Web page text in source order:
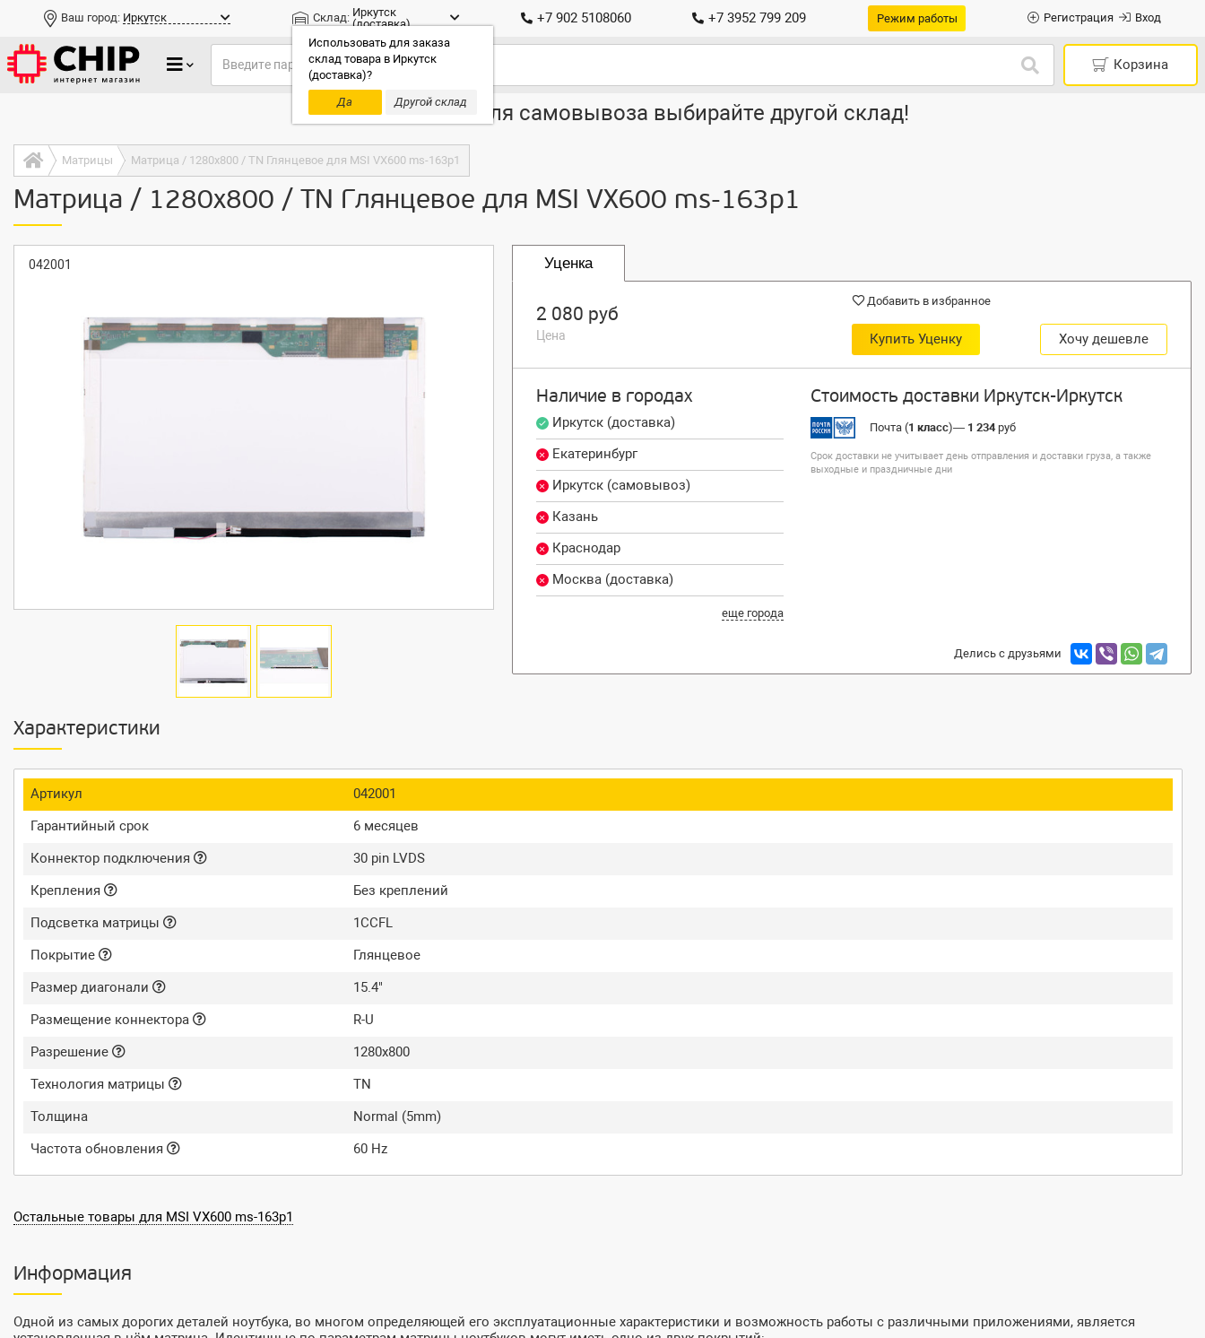
Ваш город: Иркутск Склад: Иркутск
(доставка)
Использовать для заказа
склад товара в Иркутск
(доставка)?
Да
Другой склад
+7 902 5108060 +7 3952 799 209 Режим работы Регистрация Вход
Корзина
Только доставка, для самовывоза выбирайте другой склад!
Матрицы Матрица / 1280x800 / TN Глянцевое для MSI VX600 ms-163p1
Матрица / 1280x800 / TN Глянцевое для MSI VX600 ms-163p1
042001 Уценка
2 080 руб
Цена
Добавить в избранное
Купить Уценку Хочу дешевле
Наличие в городах
Иркутск (доставка)
Екатеринбург
Иркутск (самовывоз)
Казань
Краснодар
Москва (доставка)
еще города
Стоимость доставки Иркутск-Иркутск
Почта (1 класс)— 1 234руб
Срок доставки не учитывает день отправления и доставки груза, а также
выходные и праздничные дни
Делись с друзьями
Характеристики
Артикул
042001
Гарантийный срок
6 месяцев
Коннектор подключения
30 pin LVDS
Крепления
Без креплений
Подсветка матрицы
1CCFL
Покрытие
Глянцевое
Размер диагонали
15.4"
Размещение коннектора
R-U
Разрешение
1280x800
Технология матрицы
TN
Толщина
Normal (5mm)
Частота обновления
60 Hz
Остальные товары для MSI VX600 ms-163p1
Информация
Одной из самых дорогих деталей ноутбука, во многом определяющей его эксплуатационные характеристики и возможность работы с различными приложениями, является